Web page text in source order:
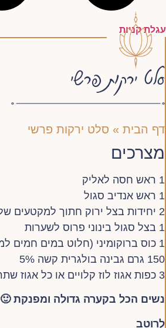
עגלת קניות
סלט ירקות פרשי
דף הבית » סלט ירקות פרשי
מצרכים
1 ראש חסה לאליק
1 ראש אנדיב סגול
2 יחידות בצל ירוק חתוך למקטעים של 2 ס״מ
1 בצל סגול בינוני פרוס לשערות
1 כוס ברוקומיני (חלוט במים חמים למשך חצי דקה)
150 גרם גבינה בולגרית קשה 5%
3 כפות אגוז לוז קלויים או כל אגוז שתרצו
נשים הכל בקערה גדולה ומפנקת 🙂
לרוטב